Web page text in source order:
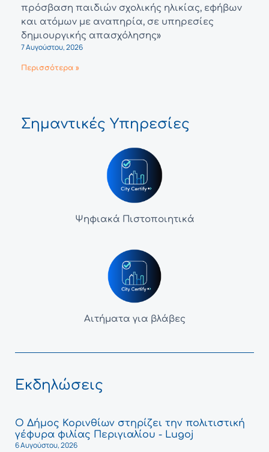
πρόσβαση παιδιών σχολικής ηλικίας, εφήβων
και ατόμων με αναπηρία, σε υπηρεσίες
δημιουργικής απασχόλησης»
7 Αυγούστου, 2026
Περισσότερα »
Σημαντικές Υπηρεσίες
Ψηφιακά Πιστοποιητικά
Αιτήματα για βλάβες
Εκδηλώσεις
Ο Δήμος Κορινθίων στηρίζει την πολιτιστική
γέφυρα φιλίας Περιγιαλίου - Lugoj
6 Αυγούστου, 2026